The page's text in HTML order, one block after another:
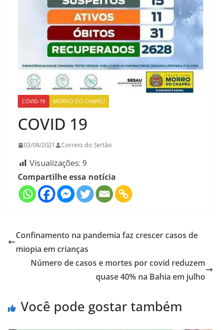
COVID-19 MORRO DO CHAPÉU
COVID 19
03/08/2021 Correio do Sertão
Visualizações: 9
Compartilhe essa notícia
Confinamento na pandemia faz crescer casos de
miopia em crianças
Número de casos e mortes por covid reduzem
quase 40% na Bahia em julho
Você pode gostar também